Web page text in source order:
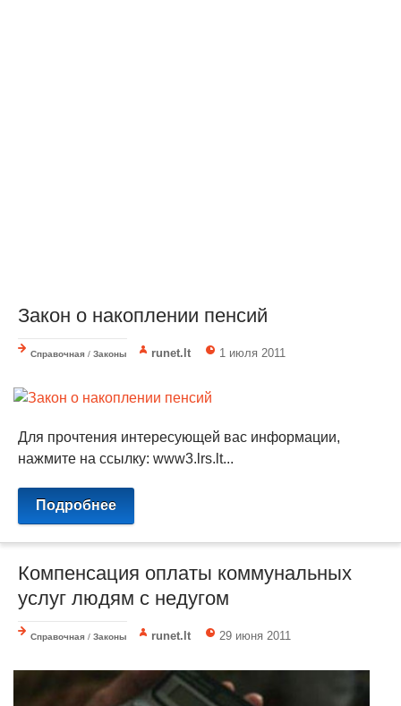
Закон о накоплении пенсий
Справочная / Законы runet.lt 1 июля 2011
Для прочтения интересующей вас информации,
нажмите на ссылку: www3.lrs.lt...
Подробнее
Компенсация оплаты коммунальных
услуг людям с недугом
Справочная / Законы runet.lt 29 июня 2011